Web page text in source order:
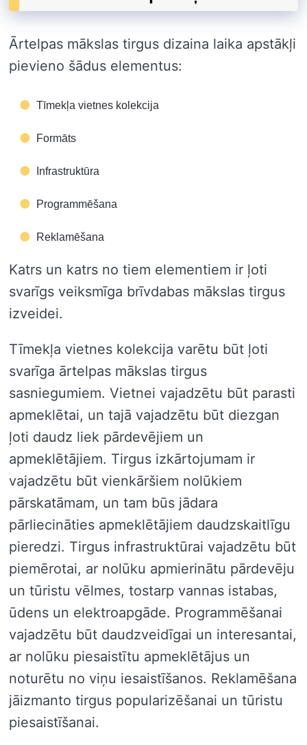
Ārtelpas mākslas tirgus dizaina laika apstākļi
pievieno šādus elementus:
Tīmekļa vietnes kolekcija
Formāts
Infrastruktūra
Programmēšana
Reklamēšana
Katrs un katrs no tiem elementiem ir ļoti
svarīgs veiksmīga brīvdabas mākslas tirgus
izveidei.
Tīmekļa vietnes kolekcija varētu būt ļoti
svarīga ārtelpas mākslas tirgus
sasniegumiem. Vietnei vajadzētu būt parasti
apmeklētai, un tajā vajadzētu būt diezgan
ļoti daudz liek pārdevējiem un
apmeklētājiem. Tirgus izkārtojumam ir
vajadzētu būt vienkāršiem nolūkiem
pārskatāmam, un tam būs jādara
pārliecināties apmeklētājiem daudzskaitlīgu
pieredzi. Tirgus infrastruktūrai vajadzētu būt
piemērotai, ar nolūku apmierinātu pārdevēju
un tūristu vēlmes, tostarp vannas istabas,
ūdens un elektroapgāde. Programmēšanai
vajadzētu būt daudzveidīgai un interesantai,
ar nolūku piesaistītu apmeklētājus un
noturētu no viņu iesaistīšanos. Reklamēšana
jāizmanto tirgus popularizēšanai un tūristu
piesaistīšanai.